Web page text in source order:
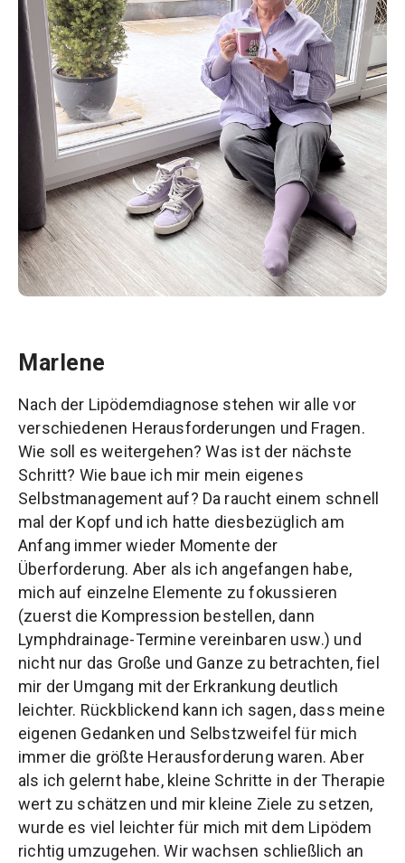
Marlene
Nach der Lipödemdiagnose stehen wir alle vor
verschiedenen Herausforderungen und Fragen.
Wie soll es weitergehen? Was ist der nächste
Schritt? Wie baue ich mir mein eigenes
Selbstmanagement auf? Da raucht einem schnell
mal der Kopf und ich hatte diesbezüglich am
Anfang immer wieder Momente der
Überforderung. Aber als ich angefangen habe,
mich auf einzelne Elemente zu fokussieren
(zuerst die Kompression bestellen, dann
Lymphdrainage-Termine vereinbaren usw.) und
nicht nur das Große und Ganze zu betrachten, fiel
mir der Umgang mit der Erkrankung deutlich
leichter. Rückblickend kann ich sagen, dass meine
eigenen Gedanken und Selbstzweifel für mich
immer die größte Herausforderung waren. Aber
als ich gelernt habe, kleine Schritte in der Therapie
wert zu schätzen und mir kleine Ziele zu setzen,
wurde es viel leichter für mich mit dem Lipödem
richtig umzugehen. Wir wachsen schließlich an